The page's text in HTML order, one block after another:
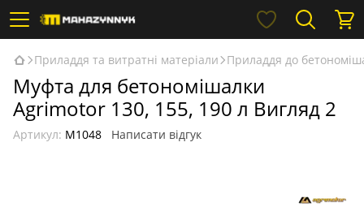
Приладдя та витратні матеріали Приладдя до
Муфта для бетономішалки
Agrimotor 130, 155, 190 л Вигляд 2
Артикул: М1048 Написати відгук